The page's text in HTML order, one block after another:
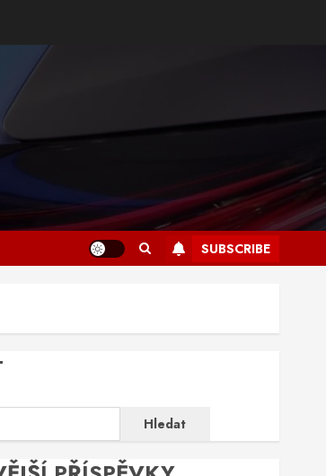
SUBSCRIBE
Hledat